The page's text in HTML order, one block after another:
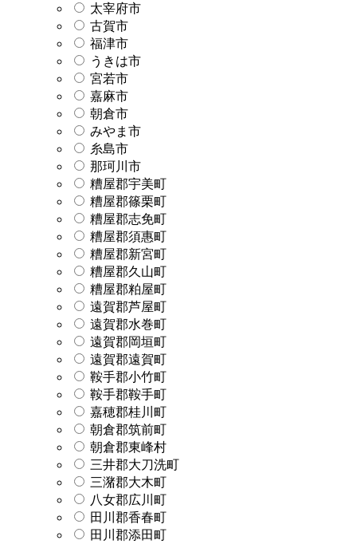
太宰府市
古賀市
福津市
うきは市
宮若市
嘉麻市
朝倉市
みやま市
糸島市
那珂川市
糟屋郡宇美町
糟屋郡篠栗町
糟屋郡志免町
糟屋郡須惠町
糟屋郡新宮町
糟屋郡久山町
糟屋郡粕屋町
遠賀郡芦屋町
遠賀郡水巻町
遠賀郡岡垣町
遠賀郡遠賀町
鞍手郡小竹町
鞍手郡鞍手町
嘉穂郡桂川町
朝倉郡筑前町
朝倉郡東峰村
三井郡大刀洗町
三潴郡大木町
八女郡広川町
田川郡香春町
田川郡添田町